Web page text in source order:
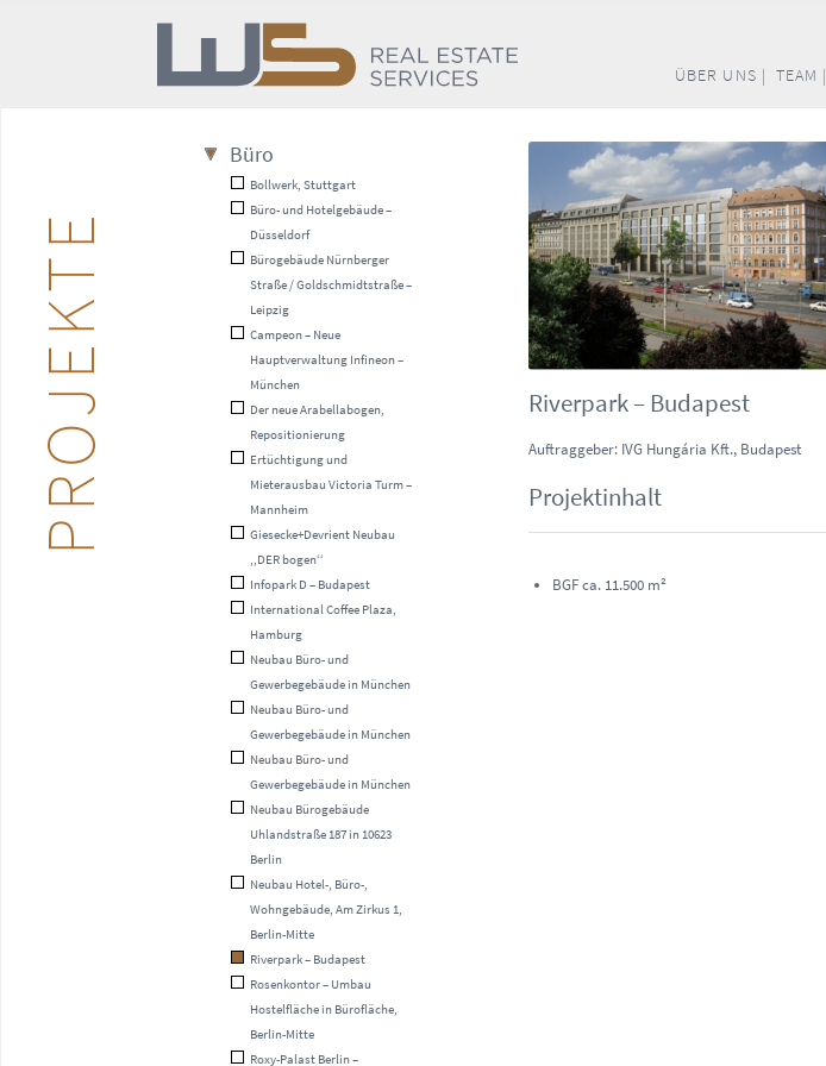
ÜBER UNS | TEAM |
PROJEKTE
Büro
Bollwerk, Stuttgart
Büro- und Hotelgebäude –
Düsseldorf
Bürogebäude Nürnberger
Straße / Goldschmidtstraße –
Leipzig
Campeon – Neue
Hauptverwaltung Infineon –
München
Der neue Arabellabogen,
Repositionierung
Ertüchtigung und
Mieterausbau Victoria Turm –
Mannheim
Giesecke+Devrient Neubau
,,DER bogen‘‘
Infopark D – Budapest
International Coffee Plaza,
Hamburg
Neubau Büro- und
Gewerbegebäude in München
Neubau Büro- und
Gewerbegebäude in München
Neubau Büro- und
Gewerbegebäude in München
Neubau Bürogebäude
Uhlandstraße 187 in 10623
Berlin
Neubau Hotel-, Büro-,
Wohngebäude, Am Zirkus 1,
Berlin-Mitte
Riverpark – Budapest
Rosenkontor – Umbau
Hostelfläche in Bürofläche,
Berlin-Mitte
Roxy-Palast Berlin –
Riverpark – Budapest
Auftraggeber: IVG Hungária Kft., Budapest
Projektinhalt
BGF ca. 11.500 m²